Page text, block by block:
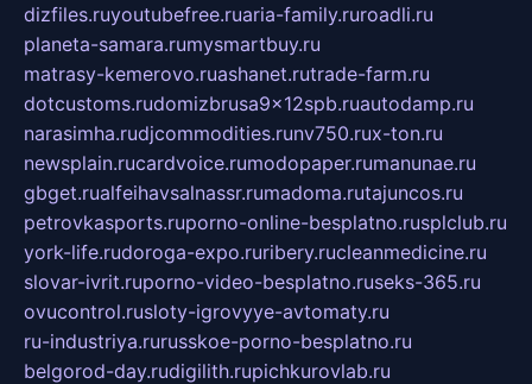
dizfiles.ruyoutubefree.ruaria-family.ruroadli.ru
planeta-samara.rumysmartbuy.ru
matrasy-kemerovo.ruashanet.rutrade-farm.ru
dotcustoms.rudomizbrusa9x12spb.ruautodamp.ru
narasimha.rudjcommodities.runv750.rux-ton.ru
newsplain.rucardvoice.rumodopaper.rumanunae.ru
gbget.rualfeihavsalnassr.rumadoma.rutajuncos.ru
petrovkasports.ruporno-online-besplatno.rusplclub.ru
york-life.rudoroga-expo.ruribery.rucleanmedicine.ru
slovar-ivrit.ruporno-video-besplatno.ruseks-365.ru
ovucontrol.rusloty-igrovyye-avtomaty.ru
ru-industriya.rurusskoe-porno-besplatno.ru
belgorod-day.rudigilith.rupichkurovlab.ru